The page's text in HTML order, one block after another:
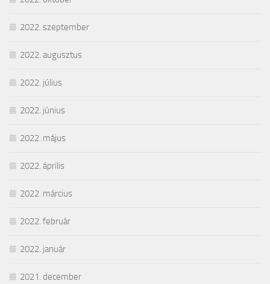
2022. szeptember
2022. augusztus
2022. július
2022. június
2022. május
2022. április
2022. március
2022. február
2022. január
2021. december